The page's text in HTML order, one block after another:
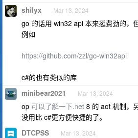
shilyx Mar 13, 2024
go 的话用 win32 api 本来挺费劲的，
例如
https://github.com/zzl/go-win32api
c#的也有类似的库
minibear2021 Mar 13, 2024
op 可以了解一下.net 8 的 aot 机制，
没用比 c#更方便快捷的了。
DTCPSS Mar 13, 2024